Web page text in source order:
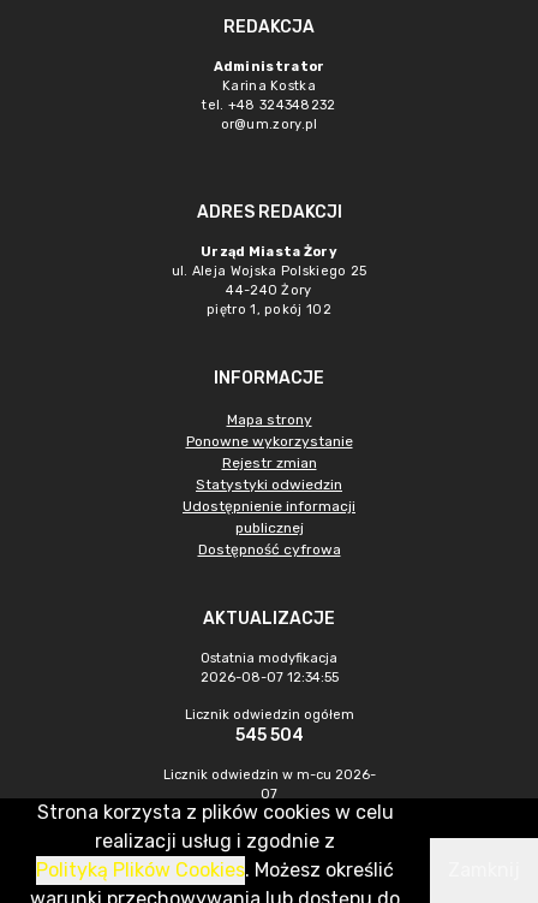
REDAKCJA
Administrator
Karina Kostka
tel. +48 324348232
or@um.zory.pl
ADRES REDAKCJI
Urząd Miasta Żory
ul. Aleja Wojska Polskiego 25
44-240 Żory
piętro 1, pokój 102
INFORMACJE
Mapa strony
Ponowne wykorzystanie
Rejestr zmian
Statystyki odwiedzin
Udostępnienie informacji
publicznej
Dostępność cyfrowa
AKTUALIZACJE
Ostatnia modyfikacja
2026-08-07 12:34:55
Licznik odwiedzin ogółem
545 504
Licznik odwiedzin w m-cu 2026-
07
1 520
CMS & Hosting: Nefeni Sp. z o.o.
Strona korzysta z plików cookies w celu
realizacji usług i zgodnie z
Polityką Plików Cookies. Możesz określić